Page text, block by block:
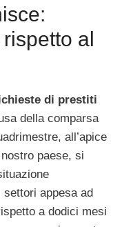
al
di prestiti
della comparsa
all’apice
paese, si
appesa ad
a dodici mesi